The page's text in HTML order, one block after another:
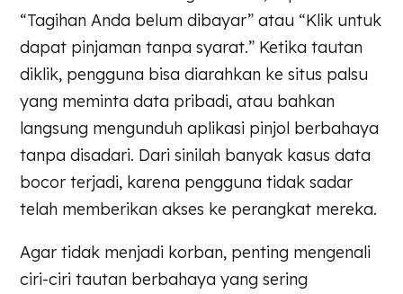
“Tagihan Anda belum dibayar” atau “Klik untuk
dapat pinjaman tanpa syarat.” Ketika tautan
diklik, pengguna bisa diarahkan ke situs palsu
yang meminta data pribadi, atau bahkan
langsung mengunduh aplikasi pinjol berbahaya
tanpa disadari. Dari sinilah banyak kasus data
bocor terjadi, karena pengguna tidak sadar
telah memberikan akses ke perangkat mereka.
Agar tidak menjadi korban, penting mengenali
ciri-ciri tautan berbahaya yang sering